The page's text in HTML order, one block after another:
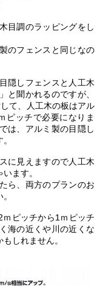
目調のラッピングをし
のフェンスと同じなの
隠しフェンスと人工木
と聞かれるのですが、
て、人工木の板はアル
ピッチで必要になりま
は、アルミ製の目隠し
に見えますので人工木
ます。
ら、両方のプランのお
ピッチから1ｍピッチ
海の近くや川の近くな
しれません。